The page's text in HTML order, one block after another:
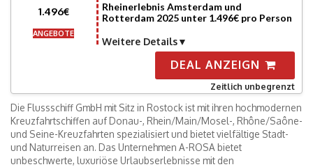
1.496€
ANGEBOTE
Rheinerlebnis Amsterdam und
Rotterdam 2025 unter 1.496€ pro Person
Weitere Details
DEAL ANZEIGN
Zeitlich unbegrenzt
Die Flussschiff GmbH mit Sitz in Rostock ist mit ihren hochmodernen
Kreuzfahrtschiffen auf Donau-, Rhein/Main/Mosel-, Rhône/Saône-
und Seine-Kreuzfahrten spezialisiert und bietet vielfältige Stadt-
und Naturreisen an. Das Unternehmen A-ROSA bietet
unbeschwerte, luxuriöse Urlaubserlebnisse mit den